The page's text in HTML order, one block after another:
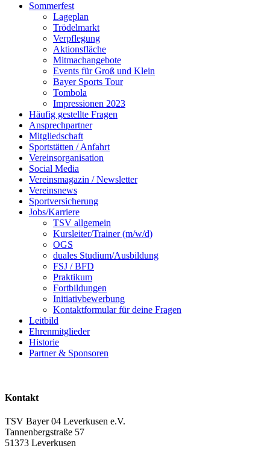
Sommerfest
Lageplan
Trödelmarkt
Verpflegung
Aktionsfläche
Mitmachangebote
Events für Groß und Klein
Bayer Sports Tour
Tombola
Impressionen 2023
Häufig gestellte Fragen
Ansprechpartner
Mitgliedschaft
Sportstätten / Anfahrt
Vereinsorganisation
Social Media
Vereinsmagazin / Newsletter
Vereinsnews
Sportversicherung
Jobs/Karriere
TSV allgemein
Kursleiter/Trainer (m/w/d)
OGS
duales Studium/Ausbildung
FSJ / BFD
Praktikum
Fortbildungen
Initiativbewerbung
Kontaktformular für deine Fragen
Leitbild
Ehrenmitglieder
Historie
Partner & Sponsoren
Kontakt
TSV Bayer 04 Leverkusen e.V.
Tannenbergstraße 57
51373 Leverkusen